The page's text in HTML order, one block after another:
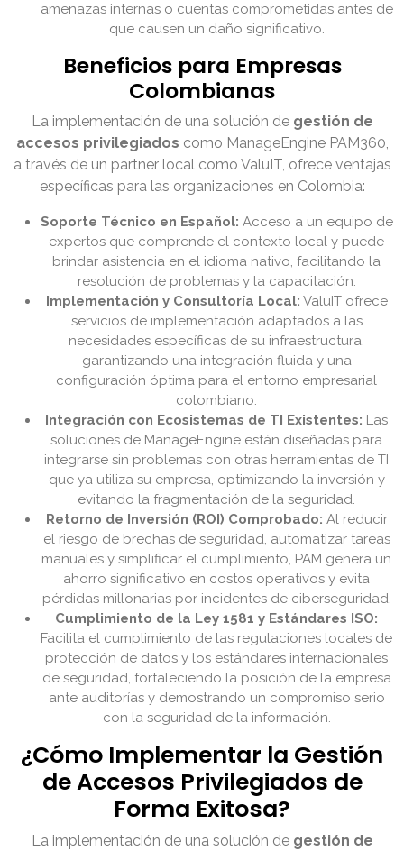
amenazas internas o cuentas comprometidas antes de
que causen un daño significativo.
Beneficios para Empresas
Colombianas
La implementación de una solución de gestión de
accesos privilegiados como ManageEngine PAM360,
a través de un partner local como ValuIT, ofrece ventajas
específicas para las organizaciones en Colombia:
Soporte Técnico en Español: Acceso a un equipo de
expertos que comprende el contexto local y puede
brindar asistencia en el idioma nativo, facilitando la
resolución de problemas y la capacitación.
Implementación y Consultoría Local: ValuIT ofrece
servicios de implementación adaptados a las
necesidades específicas de su infraestructura,
garantizando una integración fluida y una
configuración óptima para el entorno empresarial
colombiano.
Integración con Ecosistemas de TI Existentes: Las
soluciones de ManageEngine están diseñadas para
integrarse sin problemas con otras herramientas de TI
que ya utiliza su empresa, optimizando la inversión y
evitando la fragmentación de la seguridad.
Retorno de Inversión (ROI) Comprobado: Al reducir
el riesgo de brechas de seguridad, automatizar tareas
manuales y simplificar el cumplimiento, PAM genera un
ahorro significativo en costos operativos y evita
pérdidas millonarias por incidentes de ciberseguridad.
Cumplimiento de la Ley 1581 y Estándares ISO:
Facilita el cumplimiento de las regulaciones locales de
protección de datos y los estándares internacionales
de seguridad, fortaleciendo la posición de la empresa
ante auditorías y demostrando un compromiso serio
con la seguridad de la información.
¿Cómo Implementar la Gestión
de Accesos Privilegiados de
Forma Exitosa?
La implementación de una solución de gestión de